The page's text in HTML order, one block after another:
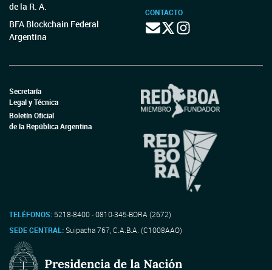
de la R. A.
BFA Blockchain Federal
Argentina
CONTACTO
Secretaría
Legal y Técnica
Boletín Oficial
de la República Argentina
TELÉFONOS: 5218-8400 - 0810-345-BORA (2672)
SEDE CENTRAL:Suipacha 767, C.A.B.A. (C1008AAO)